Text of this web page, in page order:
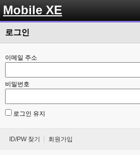
Mobile XE
로그인
이메일 주소
비밀번호
로그인 유지
ID/PW 찾기 회원가입